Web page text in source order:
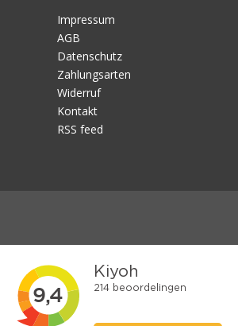
Impressum
AGB
Datenschutz
Zahlungsarten
Widerruf
Kontakt
RSS feed